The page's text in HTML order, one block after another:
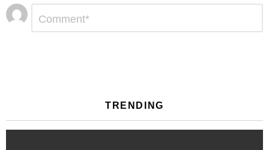
Αφήστε
μια
απάντηση
TRENDING